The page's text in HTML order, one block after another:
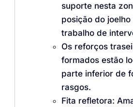
suporte nesta
posição do
trabalho de
Os reforços
formados estão
parte inferior de
rasgos.
Fita refletora: